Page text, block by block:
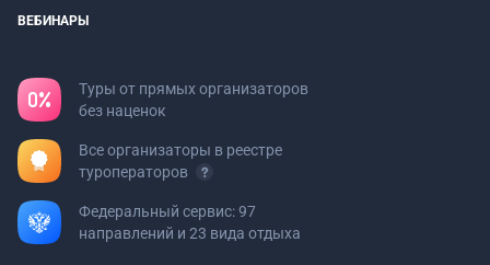
ВЕБИНАРЫ
Туры от прямых организаторов
без наценок
Все организаторы в реестре
туроператоров
Федеральный сервис: 97
направлений и 23 вида отдыха